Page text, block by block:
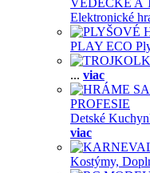
VEDECKÉ A
Elektronické
PLAY ECO
... viac
PROFESIE
Detské
viac
Kostýmy,